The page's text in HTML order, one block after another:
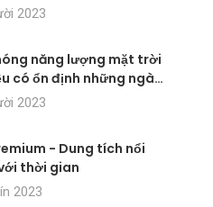
2023
năng lượng mặt trời
có ổn định những ngày
2023
- Dung tích nổi
thời gian
2023